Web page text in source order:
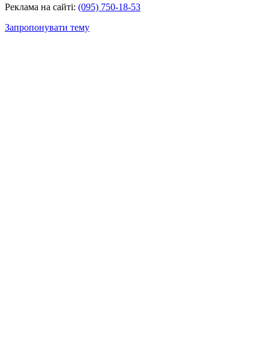
Реклама на сайті: (095) 750-18-53
Запропонувати тему